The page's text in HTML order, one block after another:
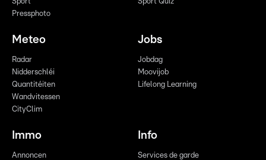
Pressphoto
Meteo
Radar
Nidderschléi
Quantitéiten
Wandvitessen
CityClim
Jobs
Jobdag
Moovijob
Lifelong Learning
Immo
Annoncen
Info
Services de garde